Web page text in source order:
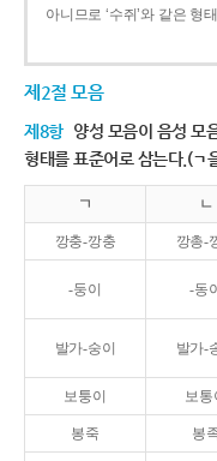
아니므로 ‘수쥐’와 같은 형
제2절 모음
제8항 양성 모음이 음성 모
형태를 표준어로 삼는다.(ㄱ
ㄱ ㄴ
깡충-깡충 깡총-
-둥이 -동이
발가-숭이 발가-
보퉁이 보통
봉죽 봉